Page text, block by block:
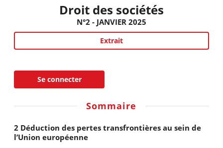
Droit des sociétés
N°2 - JANVIER 2025
Extrait
Se connecter
Sommaire
2 Déduction des pertes transfrontières au sein de
l’Union européenne